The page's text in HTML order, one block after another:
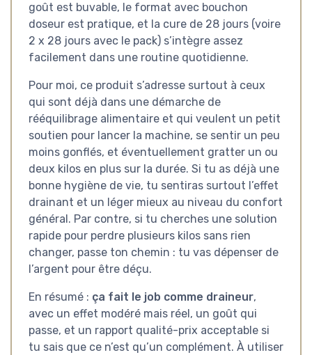
goût est buvable, le format avec bouchon
doseur est pratique, et la cure de 28 jours (voire
2 x 28 jours avec le pack) s’intègre assez
facilement dans une routine quotidienne.
Pour moi, ce produit s’adresse surtout à ceux
qui sont déjà dans une démarche de
rééquilibrage alimentaire et qui veulent un petit
soutien pour lancer la machine, se sentir un peu
moins gonflés, et éventuellement gratter un ou
deux kilos en plus sur la durée. Si tu as déjà une
bonne hygiène de vie, tu sentiras surtout l’effet
drainant et un léger mieux au niveau du confort
général. Par contre, si tu cherches une solution
rapide pour perdre plusieurs kilos sans rien
changer, passe ton chemin : tu vas dépenser de
l’argent pour être déçu.
En résumé : ça fait le job comme draineur,
avec un effet modéré mais réel, un goût qui
passe, et un rapport qualité-prix acceptable si
tu sais que ce n’est qu’un complément. À utiliser